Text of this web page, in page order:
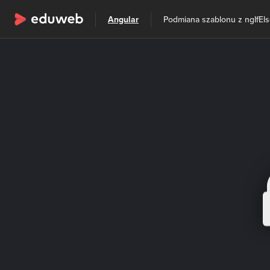
Wszystkie kategorie Szkolenia
Angular Podmiana szablonu z